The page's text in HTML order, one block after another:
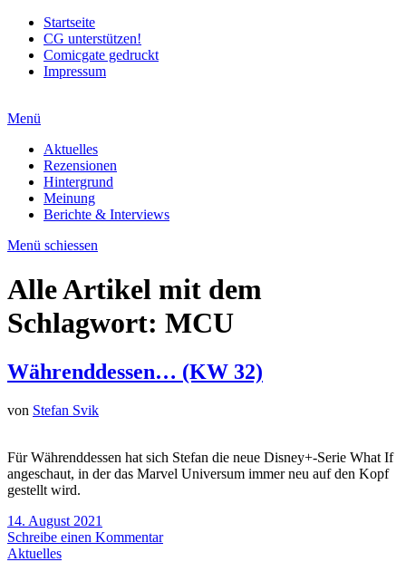
Startseite
CG unterstützen!
Comicgate gedruckt
Impressum
Menü
Aktuelles
Rezensionen
Hintergrund
Meinung
Berichte & Interviews
Menü schiessen
Alle Artikel mit dem
Schlagwort: MCU
Währenddessen… (KW 32)
von Stefan Svik
Für Währenddessen hat sich Stefan die neue Disney+-Serie What If
angeschaut, in der das Marvel Universum immer neu auf den Kopf
gestellt wird.
14. August 2021
Schreibe einen Kommentar
Aktuelles